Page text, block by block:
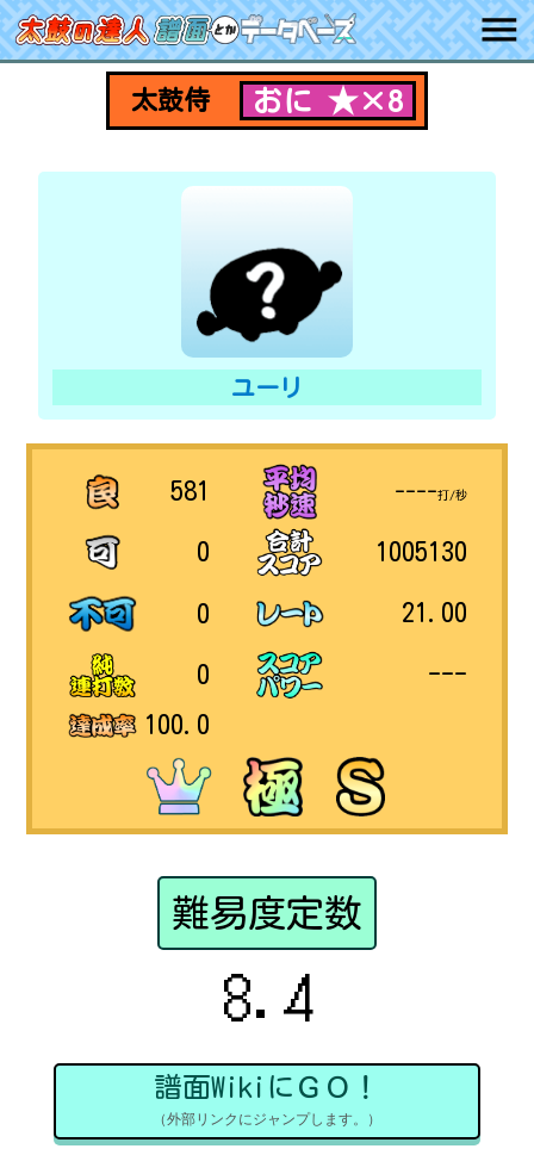
太鼓侍 おに ★×8
ユーリ
581
0
0
0
100.0
----打/秒
1005130
21.00
---
難易度定数
8.4
譜面WikiにＧＯ！
（外部リンクにジャンプします。）